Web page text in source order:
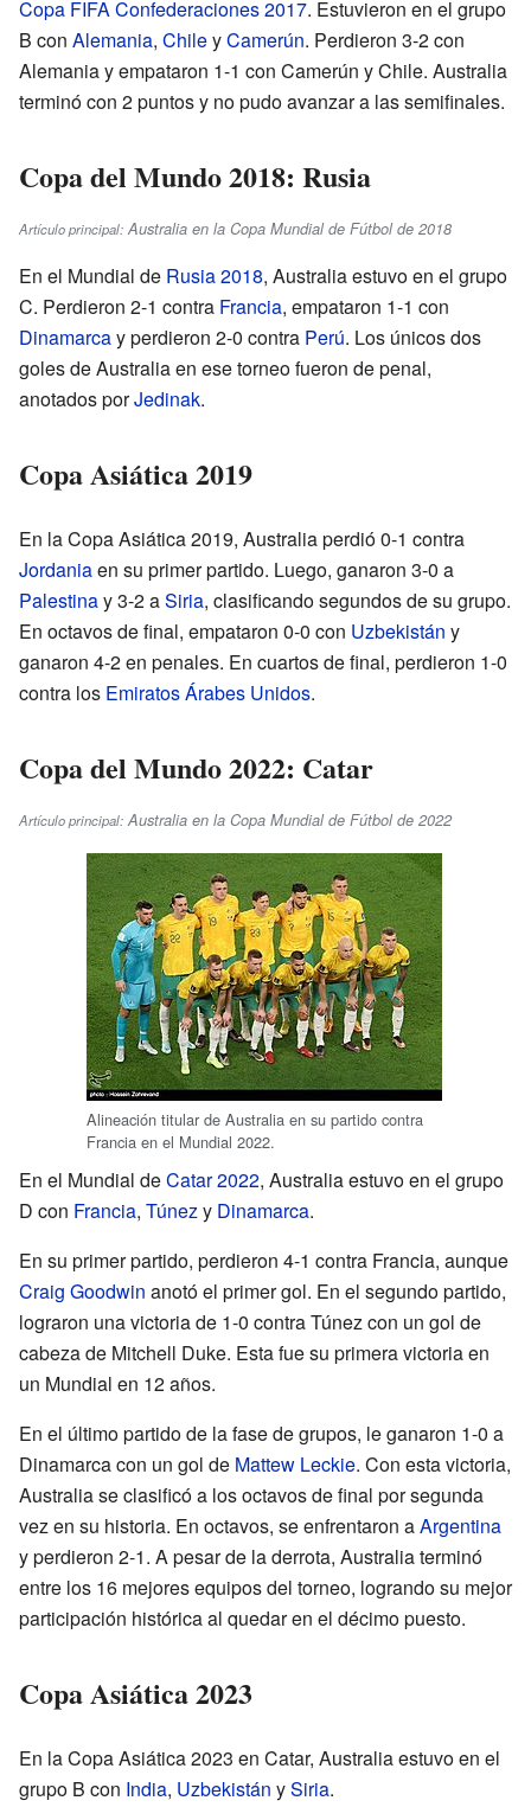
Copa FIFA Confederaciones 2017. Estuvieron en el grupo
B con Alemania, ChileyCamerún. Perdieron 3-2 con
Alemania y empataron 1-1 con Camerún y Chile. Australia
terminó con 2 puntos y no pudo avanzar a las semifinales.
Copa del Mundo 2018: Rusia
Artículo principal: Australia en la Copa Mundial de Fútbol de 2018
En el Mundial de Rusia 2018, Australia estuvo en el grupo
C. Perdieron 2-1 contra Francia, empataron 1-1 con
Dinamarcay perdieron 2-0 contra Perú. Los únicos dos
goles de Australia en ese torneo fueron de penal,
anotados porJedinak.
Copa Asiática 2019
En la Copa Asiática 2019, Australia perdió 0-1 contra
Jordaniaen su primer partido. Luego, ganaron 3-0 a
Palestinay 3-2 aSiria, clasificando segundos de su grupo.
En octavos de final, empataron 0-0 con Uzbekistán y
ganaron 4-2 en penales. En cuartos de final, perdieron 1-0
contra los Emiratos Árabes Unidos.
Copa del Mundo 2022: Catar
Artículo principal: Australia en la Copa Mundial de Fútbol de 2022
Alineación titular de Australia en su partido contra
Francia en el Mundial 2022.
En el Mundial deCatar 2022, Australia estuvo en el grupo
D con Francia, Túnezy Dinamarca.
En su primer partido, perdieron 4-1 contra Francia, aunque
Craig Goodwin anotó el primer gol. En el segundo partido,
lograron una victoria de 1-0 contra Túnez con un gol de
cabeza de Mitchell Duke. Esta fue su primera victoria en
un Mundial en 12 años.
En el último partido de la fase de grupos, le ganaron 1-0 a
Dinamarca con un gol de Mattew Leckie. Con esta victoria,
Australia se clasificó a los octavos de final por segunda
vez en su historia. En octavos, se enfrentaron aArgentina
y perdieron 2-1. A pesar de la derrota, Australia terminó
entre los 16 mejores equipos del torneo, logrando su mejor
participación histórica al quedar en el décimo puesto.
Copa Asiática 2023
En la Copa Asiática 2023 en Catar, Australia estuvo en el
grupo B con India, Uzbekistán ySiria.